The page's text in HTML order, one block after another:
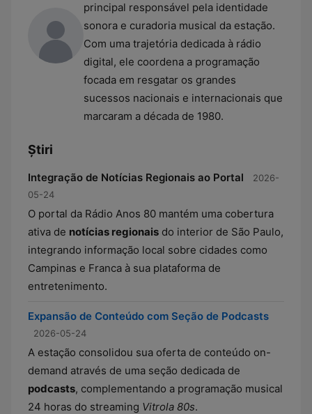
principal responsável pela identidade
sonora e curadoria musical da estação.
Com uma trajetória dedicada à rádio
digital, ele coordena a programação
focada em resgatar os grandes
sucessos nacionais e internacionais que
marcaram a década de 1980.
Știri
Integração de Notícias Regionais ao Portal
2026-
05-24
O portal da Rádio Anos 80 mantém uma cobertura
ativa de notícias regionais do interior de São Paulo,
integrando informação local sobre cidades como
Campinas e Franca à sua plataforma de
entretenimento.
Expansão de Conteúdo com Seção de Podcasts
2026-05-24
A estação consolidou sua oferta de conteúdo on-
demand através de uma seção dedicada de
podcasts, complementando a programação musical
24 horas do streaming Vitrola 80s.